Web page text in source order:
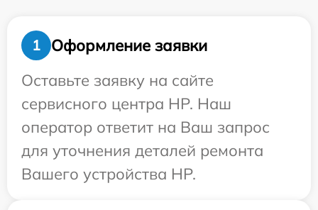
1
Оформление заявки
Оставьте заявку на сайте
сервисного центра HP. Наш
оператор ответит на Ваш запрос
для уточнения деталей ремонта
Вашего устройства HP.